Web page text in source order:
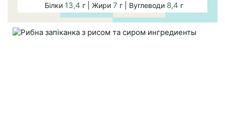
Білки 13,4 г | Жири 7 г | Вуглеводи 8,4 г